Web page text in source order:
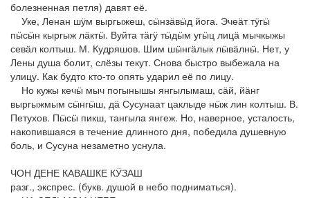
болезненная петля) давят её.
Уке, Ленан шӱм выргыжеш, сӹнзӓвӹд йога. Эчеӓт тӱгӹ
пӹсӹн кыргыж лӓктӹ. Вуйта тӓгӱ тӹдӹм угӹц лицӓ мычкыжы
севӓл колтыш. М. Кудряшов. Шим шӹнгӓлык лӹвӓлнӹ. Нет, у
Лены душа болит, слёзы текут. Снова быстро выбежала на
улицу. Как будто кто-то опять ударил её по лицу.
Но кужы кечӹ мыч погынышы янгылымаш, сӓй, йӓнг
выргыжмым сӹнгӹш, дӓ Сусунаат цаклыде нӹж лин колтыш. В.
Петухов. Пӹсӹ пикш, тангыла янгеж. Но, наверное, усталость,
накопившаяся в течение длинного дня, победила душевную
боль, и Сусуна незаметно уснула.
ЧОН ДЕНЕ КАВАШКЕ КӰЗАШ
разг., экспрес. (букв. душой в небо подниматься).